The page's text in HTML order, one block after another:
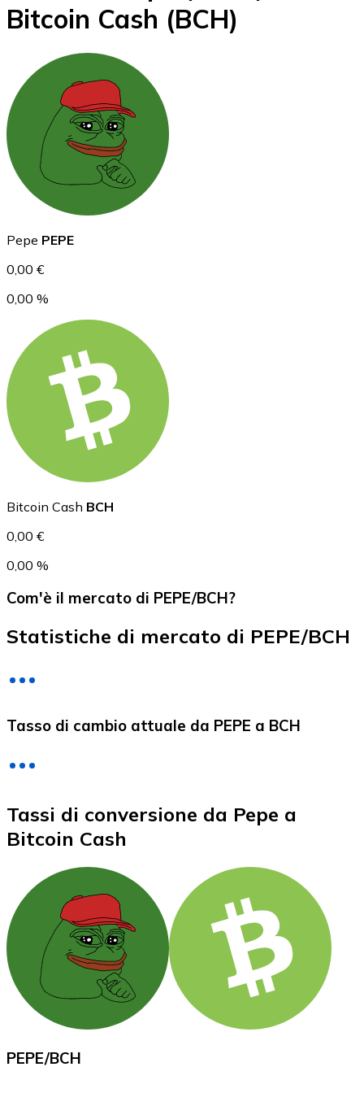
BTC
Ethereum
ETH
USD Coin
USDC
XRP
XRP
Bitcoin Cash (BCH)
Pepe PEPE
0,00 €
0,00 %
Bitcoin Cash BCH
0,00 €
0,00 %
Com'è il mercato di PEPE/BCH?
Statistiche di mercato di PEPE/BCH
Tasso di cambio attuale da PEPE a BCH
Tassi di conversione da Pepe a
Bitcoin Cash
PEPE/BCH